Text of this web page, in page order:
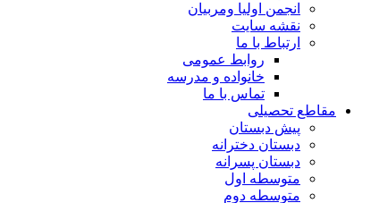
انجمن اولیا ومربیان
نقشه سایت
ارتباط با ما
روابط عمومی
خانواده و مدرسه
تماس با ما
مقاطع تحصیلی
پیش دبستان
دبستان دخترانه
دبستان پسرانه
متوسطه اول
متوسطه دوم